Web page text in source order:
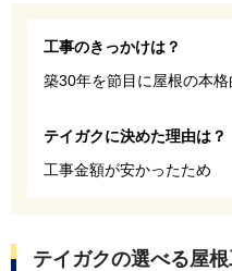
工事のきっかけは？
築30年を節目に屋根の本
テイガクに決めた理由は？
工事金額が安かったため
テイガクの選べる屋